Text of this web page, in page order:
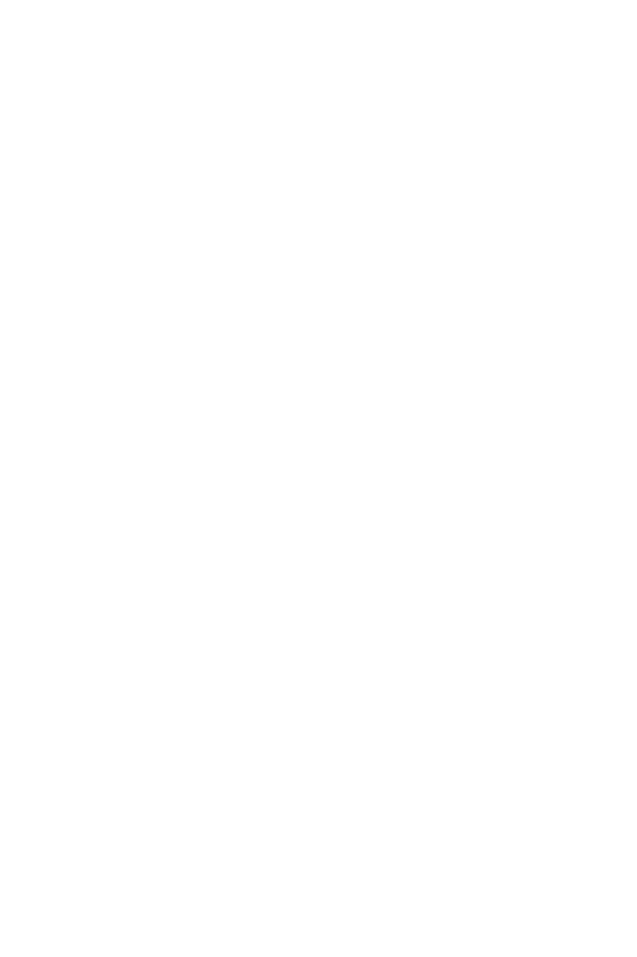
Publicznej w Łańcucie Filia nr 1. Mieliśmy ku temu szczególny
który w tym roku świętuje swoje 95. urodziny!!! Odświeżyliśmy także
autorstwa Przemysława Wechterowicza. Historia ta spodobała się
gesty, jak chociażby przytulanie.
unikatowego Pluszaka- tak powstała Pani Czesia 🙂
naszej wizyty w bibliotece.